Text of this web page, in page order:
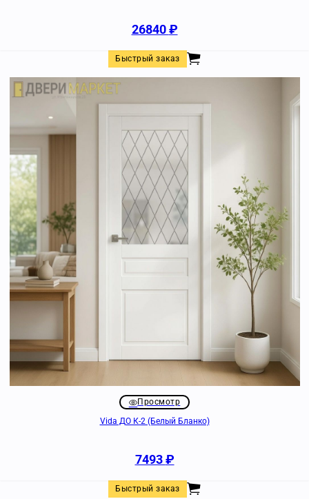
26840₽
Быстрый заказ
Просмотр
Vida ДО К-2 (Белый Бланко)
7493₽
Быстрый заказ